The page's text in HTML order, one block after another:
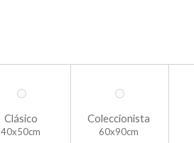
Clásico
40x50cm
Coleccionista
60x90cm